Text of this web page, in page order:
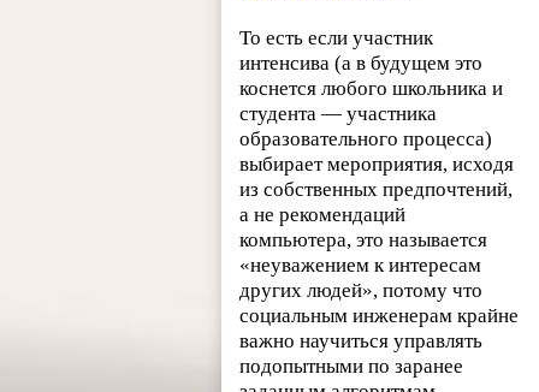
То есть если участник
интенсива (а в будущем это
коснется любого школьника и
студента — участника
образовательного процесса)
выбирает мероприятия, исходя
из собственных предпочтений,
а не рекомендаций
компьютера, это называется
«неуважением к интересам
других людей», потому что
социальным инженерам крайне
важно научиться управлять
подопытными по заранее